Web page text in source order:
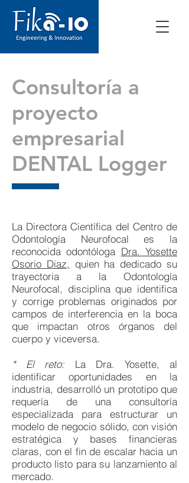
Consultoría a
proyecto
empresarial
DENTAL Logger
La Directora Científica del Centro de
Odontología Neurofocal es la
reconocida odontóloga Dra. Yosette
Osorio Diaz, quien ha dedicado su
trayectoria a la Odontología
Neurofocal, disciplina que identifica
y corrige problemas originados por
campos de interferencia en la boca
que impactan otros órganos del
cuerpo y viceversa.
* El reto: La Dra. Yosette, al
identificar oportunidades en la
industria, desarrolló un prototipo que
requería de una consultoría
especializada para estructurar un
modelo de negocio sólido, con visión
estratégica y bases financieras
claras, con el fin de escalar hacia un
producto listo para su lanzamiento al
mercado.